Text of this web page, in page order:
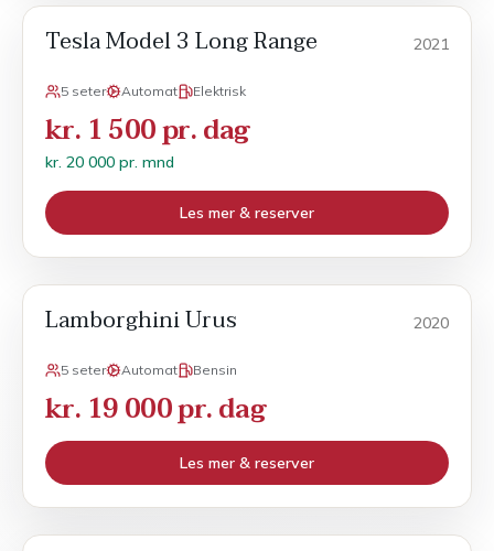
POPULÆR
Tesla Model 3 Long Range 2021
5 seter Automat Elektrisk
kr. 1 500 pr. dag
kr. 20 000 pr. mnd
Les mer & reserver
POPULÆR
Lamborghini Urus 2020
5 seter Automat Bensin
kr. 19 000 pr. dag
Les mer & reserver